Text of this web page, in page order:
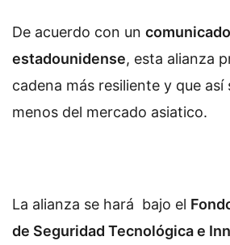
De acuerdo con un
estadounidense, esta alianza
cadena más resiliente y que así
menos del mercado asiatico.
La alianza se hará bajo el
de Seguridad Tecnológica e